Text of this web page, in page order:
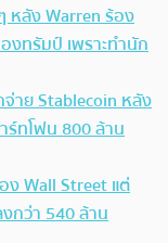
หลัง Warren ร้อง
งทรัมป์ เพราะทำนัก
าย Stablecoin หลัง
ร์ทโฟน 800 ล้าน
ง Wall Street แต่
กว่า 540 ล้าน